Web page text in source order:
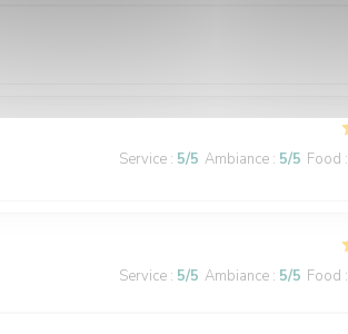
Service : 5/5 Ambiance : 5/5 Food :
Service : 5/5 Ambiance : 5/5 Food :